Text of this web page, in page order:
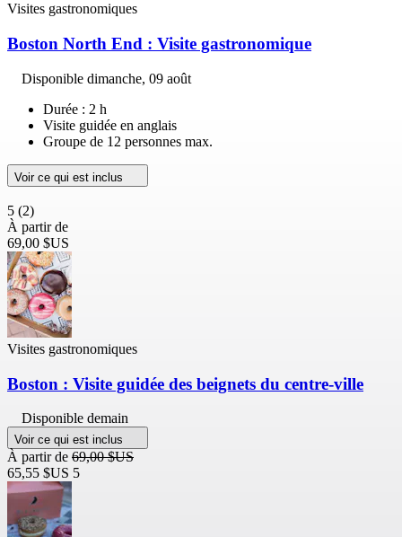
Visites gastronomiques
Boston North End : Visite gastronomique
Disponible dimanche, 09 août
Durée : 2 h
Visite guidée en anglais
Groupe de 12 personnes max.
Voir ce qui est inclus
5 (2)
À partir de
69,00 $US
Visites gastronomiques
Boston : Visite guidée des beignets du centre-ville
Disponible demain
Voir ce qui est inclus
À partir de 69,00 $US
65,55 $US 5